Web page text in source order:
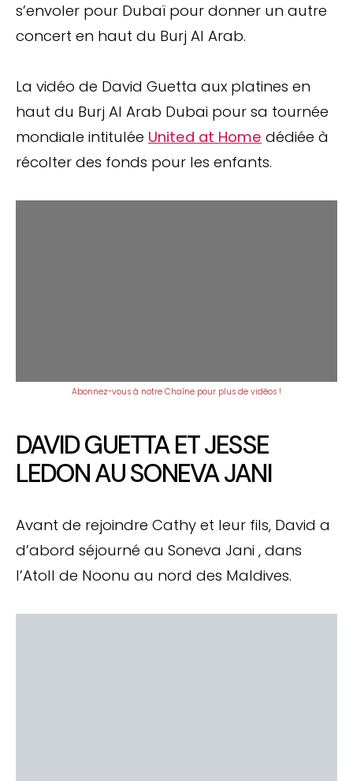
s’envoler pour Dubaï pour donner un autre
concert en haut du Burj Al Arab.
La vidéo de David Guetta aux platines en
haut du Burj Al Arab Dubai pour sa tournée
mondiale intitulée United at Home dédiée à
récolter des fonds pour les enfants.
Abonnez-vous à notre Chaîne pour plus de vidéos !
DAVID GUETTA ET JESSE
LEDON AU SONEVA JANI
Avant de rejoindre Cathy et leur fils, David a
d’abord séjourné au Soneva Jani , dans
l’Atoll de Noonu au nord des Maldives.